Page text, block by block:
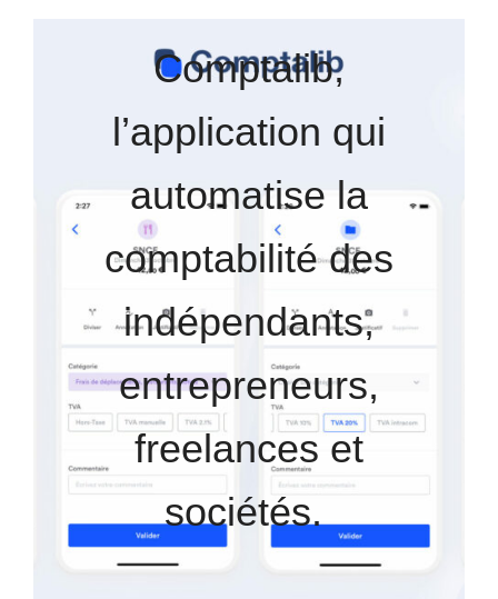
Comptalib,
l’application qui
automatise la
comptabilité des
indépendants,
entrepreneurs,
freelances et
sociétés.